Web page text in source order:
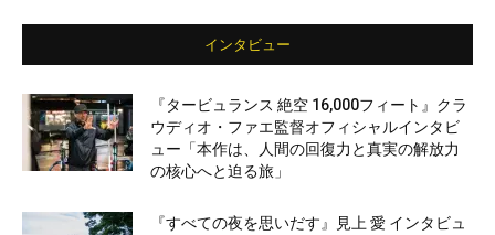
インタビュー
『タービュランス 絶空 16,000フィート』クラ
ウディオ・ファエ監督オフィシャルインタビ
ュー「本作は、人間の回復力と真実の解放力
の核心へと迫る旅」
『すべての夜を思いだす』見上 愛 インタビュ